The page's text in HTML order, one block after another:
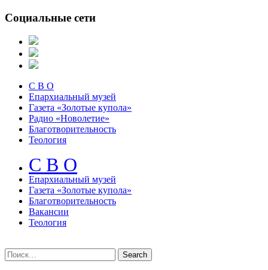
Социальные сети
С В О
Епархиальный музей
Газета «Золотые купола»
Радио «Новолетие»
Благотворительность
Теология
С В О
Епархиальный музeй
Газета «Золотые купола»
Благотворительность
Вакансии
Теология